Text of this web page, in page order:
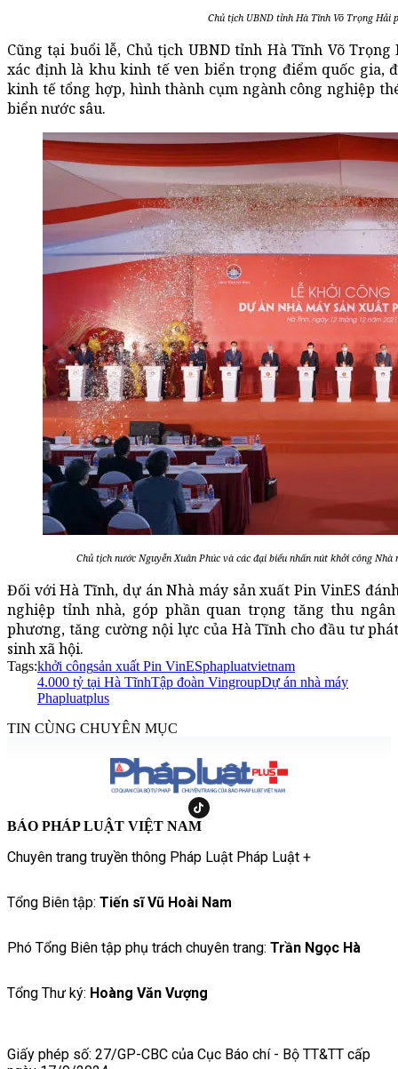
Chủ tịch UBND tỉnh Hà Tĩnh Võ Trọng Hải
Cũng tại buổi lễ, Chủ tịch UBND tỉnh Hà Tĩnh Võ
xác định là khu kinh tế ven biển trọng điểm quốc
kinh tế tổng hợp, hình thành cụm ngành công nghiệp
biển nước sâu.
Chủ tịch nước Nguyễn Xuân Phúc và các đại biểu nhấn nút khởi công
Đối với Hà Tĩnh, dự án Nhà máy sản xuất Pin VinES
nghiệp tỉnh nhà, góp phần quan trọng tăng thu
phương, tăng cường nội lực của Hà Tĩnh cho đầu tư
sinh xã hội.
Tags:khởi côngsản xuất Pin VinESphapluatvietnam
4.000 tỷ tại Hà TĩnhTập đoàn VingroupDự án nhà máy
Phapluatplus
TIN CÙNG CHUYÊN MỤC
BÁO PHÁP LUẬT VIỆT NAM
Chuyên trang truyền thông Pháp Luật Pháp Luật +
Tổng Biên tập: Tiến sĩ Vũ Hoài Nam
Phó Tổng Biên tập phụ trách chuyên trang: Trần Ngọc Hà
Tổng Thư ký: Hoàng Văn Vượng
Giấy phép số: 27/GP-CBC của Cục Báo chí - Bộ TT&TT cấp